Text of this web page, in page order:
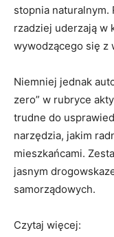
stopnia naturalnym.
rzadziej uderzają w
wywodzącego się z
Niemniej jednak
zero” w rubryce
trudne do
narzędzia, jakim
mieszkańcami.
jasnym
samorządowych.
Czytaj więcej: